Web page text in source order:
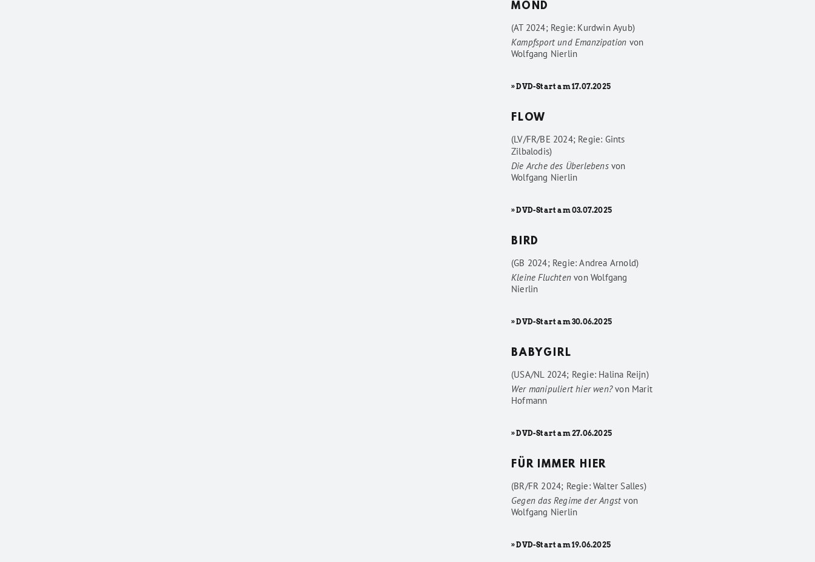
MOND
(AT 2024; Regie: Kurdwin Ayub)
Kampfsport und Emanzipation von
Wolfgang Nierlin
» DVD-Start am 17.07.2025
FLOW
(LV/FR/BE 2024; Regie: Gints
Zilbalodis)
Die Arche des Überlebensvon
Wolfgang Nierlin
» DVD-Start am 03.07.2025
BIRD
(GB 2024; Regie: Andrea Arnold)
Kleine Fluchtenvon Wolfgang
Nierlin
» DVD-Start am 30.06.2025
BABYGIRL
(USA/NL 2024; Regie: Halina Reijn)
Wer manipuliert hier wen?von Marit
Hofmann
» DVD-Start am 27.06.2025
FÜR IMMER HIER
(BR/FR 2024; Regie: Walter Salles)
Gegen das Regime der Angstvon
Wolfgang Nierlin
» DVD-Start am 19.06.2025